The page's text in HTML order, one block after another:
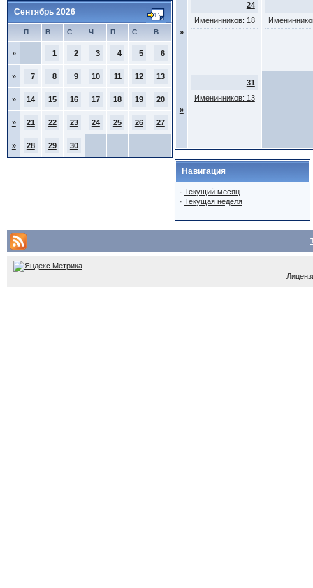
Сентябрь 2026
П В С Ч П С В
» 1 2 3 4 5 6
» 7 8 9 10 11 12 13
» 14 15 16 17 18 19 20
» 21 22 23 24 25 26 27
» 28 29 30
»
24
Именинников: 18
»
31
Именинников: 13
Навигация
· Текущий месяц
· Текущая неделя